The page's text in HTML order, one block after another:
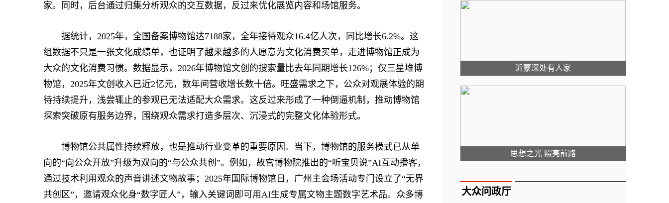
家。同时，后台通过归集分析观众的交互数据，反过来优化展览内容和场馆服务。
据统计，2025年，全国备案博物馆达7188家，全年接待观众16.4亿人次，同比增长6.2%。这
组数据不只是一张文化成绩单，也证明了越来越多的人愿意为文化消费买单，走进博物馆正成为
大众的文化消费习惯。数据显示，2026年博物馆文创的搜索量比去年同期增长126%；仅三星堆博
物馆，2025年文创收入已近2亿元，数年间营收增长数十倍。旺盛需求之下，公众对观展体验的期
待持续提升，浅尝辄止的参观已无法适配大众需求。这反过来形成了一种倒逼机制，推动博物馆
探索突破原有服务边界，围绕观众需求打造多层次、沉浸式的完整文化体验形式。
博物馆公共属性持续释放，也是推动行业变革的重要原因。当下，博物馆的服务模式已从单
向的“向公众开放”升级为双向的“与公众共创”。例如，故宫博物院推出的“听宝贝说”AI互动播客，
通过技术利用观众的声音讲述文物故事；2025年国际博物馆日，广州主会场活动专门设立了“无界
共创区”，邀请观众化身“数字匠人”，输入关键词即可用AI生成专属文物主题数字艺术品。众多博
沂蒙深处有人家
思想之光 照亮前路
大众问政厅